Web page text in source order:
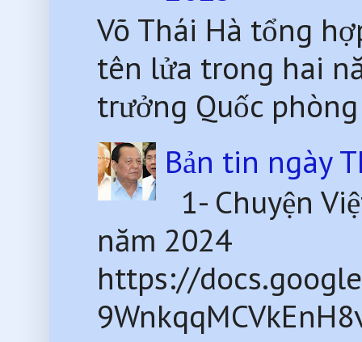
Võ Thái Hà tổng
tên lửa trong hai
trưởng Quốc
Bản tin ngày
1- Chuyện
năm 2024
https://